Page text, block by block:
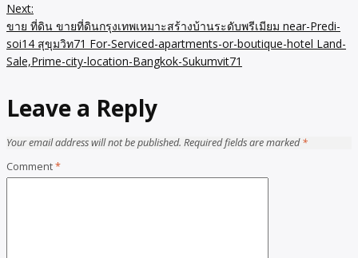
Next:
ขาย ที่ดิน ขายที่ดินกรุงเทพเหมาะสร้างบ้านระดับพรีเมียม near-Predi-
soi14 สุขุมวิท71 For-Serviced-apartments-or-boutique-hotel Land-
Sale,Prime-city-location-Bangkok-Sukumvit71
Leave a Reply
Your email address will not be published. Required fields are marked*
Comment*